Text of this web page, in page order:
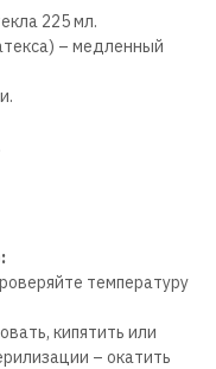
225 мл.
– медленный
температуру
кипятить или
– окатить